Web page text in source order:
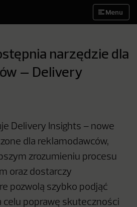
Menu
narzędzie dla
– Delivery
Delivery Insights – nowe
dla reklamodawców,
zrozumieniu procesu
oraz dostarczy
pozwolą szybko podjąć
celu poprawę skuteczności